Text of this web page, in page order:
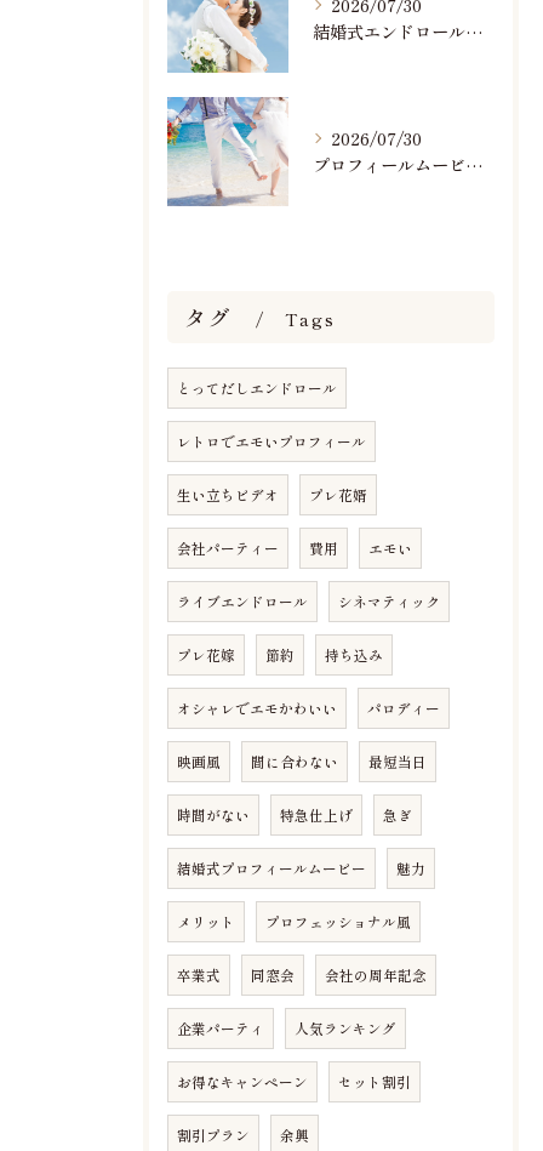
結婚式エンドロールで人気のおすすめBGM楽曲ランキング！(7/29最新)
2026/07/30
プロフィールムービーで人気おすすめのBGM楽曲ランキング！(7/29最新)
タグ Tags
とってだしエンドロール
レトロでエモいプロフィール
生い立ちビデオ プレ花婿
会社パーティー 費用 エモい
ライブエンドロール シネマティック
プレ花嫁 節約 持ち込み
オシャレでエモかわいい パロディー
映画風 間に合わない 最短当日
時間がない 特急仕上げ 急ぎ
結婚式プロフィールムービー 魅力
メリット プロフェッショナル風
卒業式 同窓会 会社の周年記念
企業パーティ 人気ランキング
お得なキャンペーン セット割引
割引プラン 余興